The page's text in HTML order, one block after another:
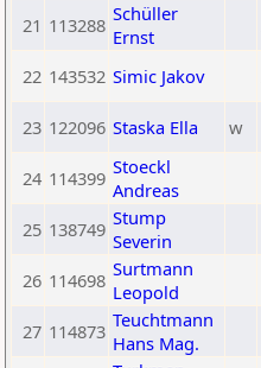
21 113288 Schüller
Ernst
22 143532 Simic Jakov
23 122096 Staska Ella w
24 114399 Stoeckl
Andreas
25 138749 Stump
Severin
26 114698 Surtmann
Leopold
27 114873 Teuchtmann
Hans Mag.